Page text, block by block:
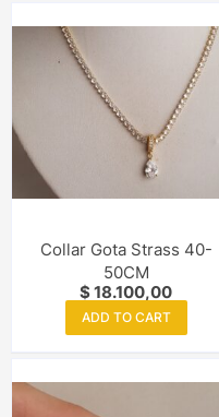
Collar Gota Strass 40-
50CM
$18.100,00
ADD TO CART